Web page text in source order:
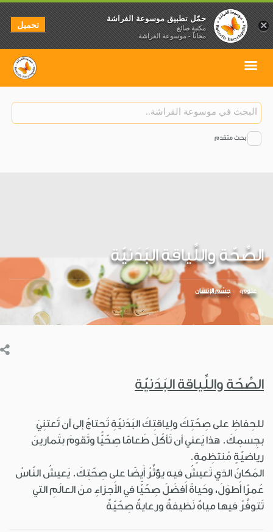
بحث متقدم
الصِّحّة واللِّياقة البَدَنيّة
علوم جِسْم الإنسان
الصِّحّة واللِّياقة البَدَنيّة
للحِفاظِ على صِحّتِكَ ولِياقتِكَ البَدَنيّةِ تَحتاجُ إلى أن تَعتنِيَ
بجِسمِكَ. هذا يَعني أن تَأكُلَ طَعامًا صِحّيًّا وتَقومَ بتَمارينَ
رياضيّةٍ مُنتظِمةٍ.
المَكانُ الذي تَعيشُ فيه يؤثِّرُ أَيضًا على صِحّتِكَ. يَعيشُ النّاسُ
عُمرًا أَطوَلَ، وحَياةً أَفضَلَ صِحّيًّا في الأَجزاءِ منَ العالَمِ التي
تَتوفَّرُ فيها مياهٌ نَظيفةٌ ورعايةٌ صِحّيّةٌ
×
حمّل تطبيق موسوعة الفراشة
مكتبة صائغ
مجاناً - موسوعة الفراشة
تحميل